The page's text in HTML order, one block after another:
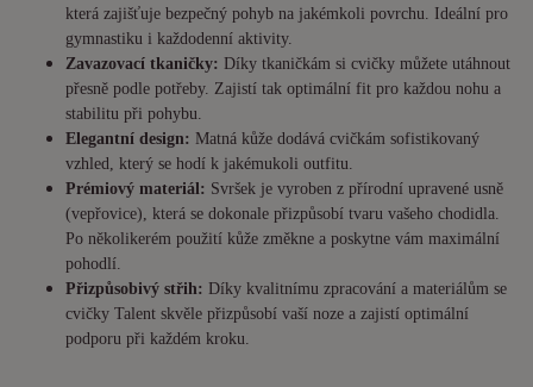
která zajišťuje bezpečný pohyb na jakémkoli povrchu. Ideální pro
gymnastiku i každodenní aktivity.
Zavazovací tkaničky: Díky tkaničkám si cvičky můžete utáhnout
přesně podle potřeby. Zajistí tak optimální fit pro každou nohu a
stabilitu při pohybu.
Elegantní design: Matná kůže dodává cvičkám sofistikovaný
vzhled, který se hodí k jakémukoli outfitu.
Prémiový materiál: Svršek je vyroben z přírodní upravené usně
(vepřovice), která se dokonale přizpůsobí tvaru vašeho chodidla.
Po několikerém použití kůže změkne a poskytne vám maximální
pohodlí.
Přizpůsobivý střih: Díky kvalitnímu zpracování a materiálům se
cvičky Talent skvěle přizpůsobí vaší noze a zajistí optimální
podporu při každém kroku.